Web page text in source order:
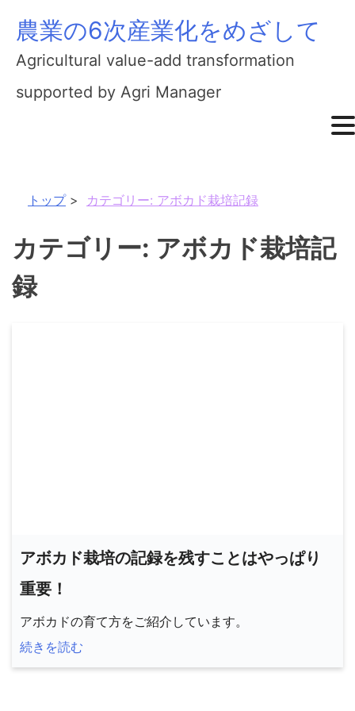
Skip農業の6次産業化をめざして
Agricultural value-add transformation
supported by Agri Manager
トップ カテゴリー: アボカド栽培記録
カテゴリー: アボカド栽培記
録
アボカド栽培の記録を残すことはやっぱり
重要！
アボカドの育て方をご紹介しています。
続きを読む